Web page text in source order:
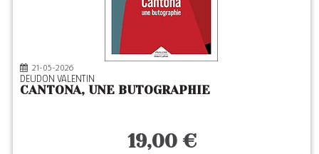
21-05-2026
DEUDON VALENTIN
CANTONA, UNE BUTOGRAPHIE
19,00 €